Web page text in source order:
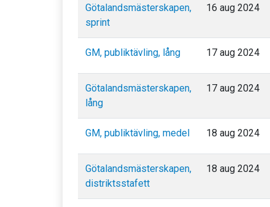
Götalandsmästerskapen,
sprint
16 aug 2024
GM, publiktävling, lång 17 aug 2024
Götalandsmästerskapen,
lång
17 aug 2024
GM, publiktävling, medel 18 aug 2024
Götalandsmästerskapen,
distriktsstafett
18 aug 2024